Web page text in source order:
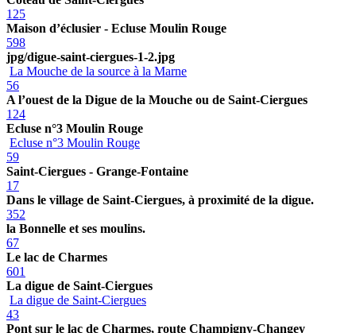
125
Maison d’éclusier - Ecluse Moulin Rouge
598
jpg/digue-saint-ciergues-1-2.jpg
La Mouche de la source à la Marne
56
A l’ouest de la Digue de la Mouche ou de Saint-Ciergues
124
Ecluse n°3 Moulin Rouge
Ecluse n°3 Moulin Rouge
59
Saint-Ciergues - Grange-Fontaine
17
Dans le village de Saint-Ciergues, à proximité de la digue.
352
la Bonnelle et ses moulins.
67
Le lac de Charmes
601
La digue de Saint-Ciergues
La digue de Saint-Ciergues
43
Pont sur le lac de Charmes, route Champigny-Changey